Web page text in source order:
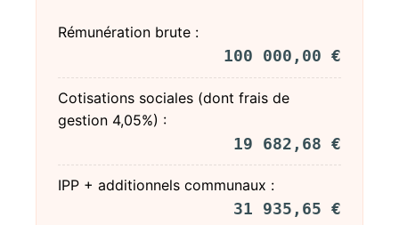
Rémunération brute :
100 000,00 €
Cotisations sociales (dont frais de
gestion 4,05%) :
19 682,68 €
IPP + additionnels communaux :
31 935,65 €